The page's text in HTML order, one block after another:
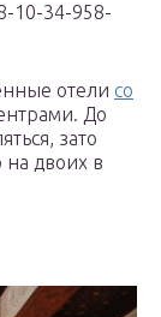
10-34-958-
отели со
До
зато
на двоих в